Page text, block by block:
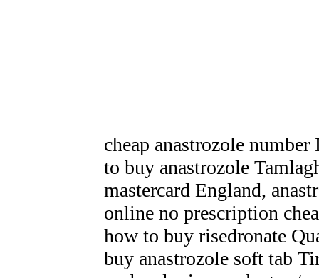
cheap anastrozole
to buy anastrozole
mastercard England,
online no prescription
how to buy risedronate
buy anastrozole soft tab